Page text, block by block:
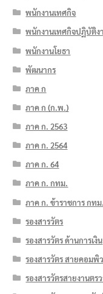
พนักงานเทศกิจ
พนักงานเทศกิจปฏิบัติง
พนักงานโยธา
พัฒนากร
ภาค ก
ภาค ก (ก.พ.)
ภาค ก. 2563
ภาค ก. 2564
ภาค ก. 64
ภาค ก. กทม.
ภาค ก. ข้าราชการ กทม.
รองสารวัตร
รองสารวัตร ด้านการเงิน
รองสารวัตร สายคอมพิ
รองสารวัตรสายงานตร